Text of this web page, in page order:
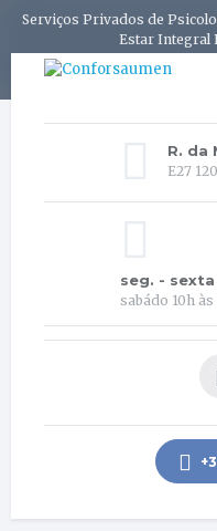
Serviços Privados de
Estar Integral
R. da
E27
seg. -
sabádo 10h às